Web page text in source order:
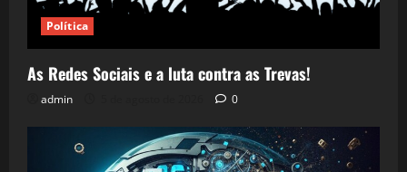
Política
As Redes Sociais e a luta contra as Trevas!
admin 0